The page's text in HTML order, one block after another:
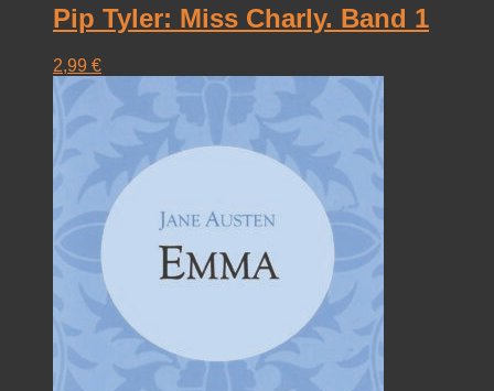
Pip Tyler: Miss Charly. Band 1
2,99 €